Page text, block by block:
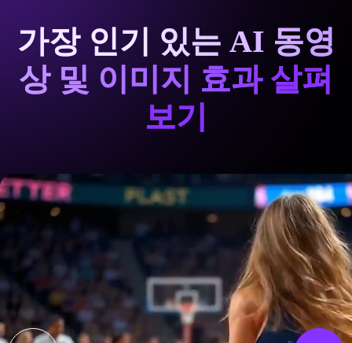
가장 인기 있는 AI 동영
상 및 이미지 효과 살펴
보기